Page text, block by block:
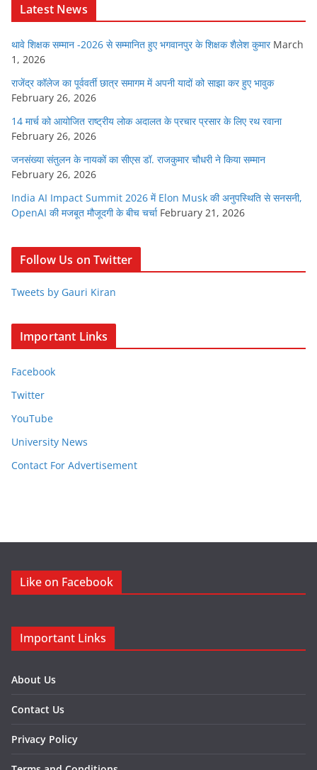
Latest News
थावे शिक्षक सम्मान -2026 से सम्मानित हुए भगवानपुर के शिक्षक शैलेश कुमार March
1, 2026
राजेंद्र कॉलेज का पूर्ववर्ती छात्र समागम में अपनी यादों को साझा कर हुए भावुक
February 26, 2026
14 मार्च को आयोजित राष्ट्रीय लोक अदालत के प्रचार प्रसार के लिए रथ रवाना
February 26, 2026
जनसंख्या संतुलन के नायकों का सीएस डॉ. राजकुमार चौधरी ने किया सम्मान
February 26, 2026
India AI Impact Summit 2026 में Elon Musk की अनुपस्थिति से सनसनी,
OpenAI की मजबूत मौजूदगी के बीच चर्चा February 21, 2026
Follow Us on Twitter
Tweets by Gauri Kiran
Important Links
Facebook
Twitter
YouTube
University News
Contact For Advertisement
Like on Facebook
Important Links
About Us
Contact Us
Privacy Policy